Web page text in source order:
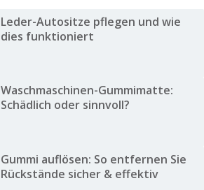
Leder-Autositze pflegen und wie
dies funktioniert
Waschmaschinen-Gummimatte:
Schädlich oder sinnvoll?
Gummi auflösen: So entfernen Sie
Rückstände sicher & effektiv